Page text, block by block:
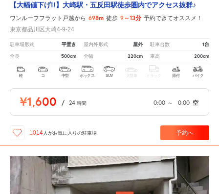
【大幅値下げ!!】大崎駅・五反田駅徒歩圏内でアクセス抜群♪
ワンルーフフラット戸越から 698m 徒歩 9～13分 予約できてオススメ！
東京都品川区大崎4-9-24
駐車場形式 平置き 屋内外形式 屋外 駐車台数 1台
全長 500cm 全幅 220cm 車高 200cm
軽 コ 中型 ボックス SUV 大型車 トラック 原付 バイク
¥1,600 / 24 時間 0:00 ～ 0:00 空
1014人がお気に入りの駐車場 予約へ